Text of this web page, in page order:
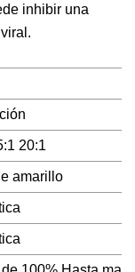
inhibir una
20:1
amarillo